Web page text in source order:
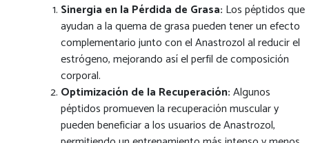
Sinergia en la Pérdida de Grasa: Los péptidos que
ayudan a la quema de grasa pueden tener un efecto
complementario junto con el Anastrozol al reducir el
estrógeno, mejorando así el perfil de composición
corporal.
Optimización de la Recuperación:Algunos
péptidos promueven la recuperación muscular y
pueden beneficiar a los usuarios de Anastrozol,